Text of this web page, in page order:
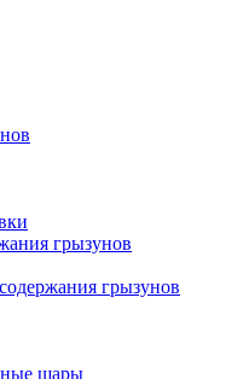
грызунов
грызунов
шары